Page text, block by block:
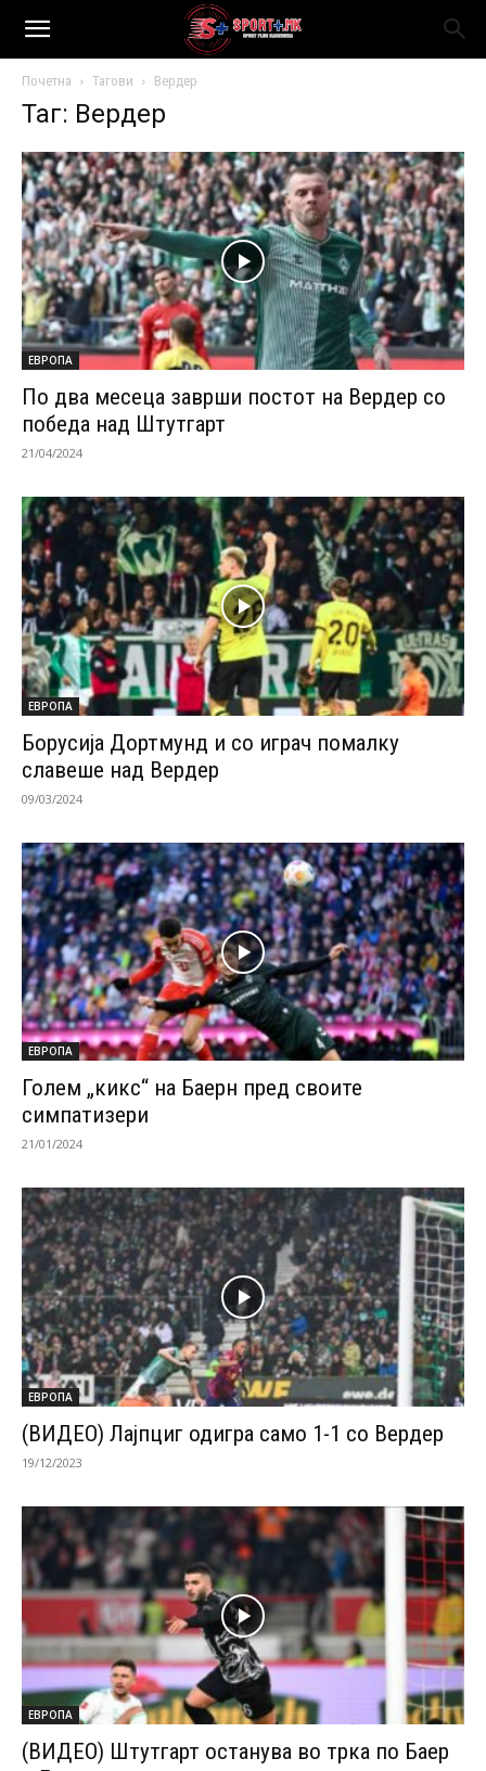
Почетна Тагови Вердер
Таг: Вердер
ЕВРОПА
По два месеца заврши постот на Вердер со
победа над Штутгарт
21/04/2024
ЕВРОПА
Борусија Дортмунд и со играч помалку
славеше над Вердер
09/03/2024
ЕВРОПА
Голем „кикс“ на Баерн пред своите
симпатизери
21/01/2024
ЕВРОПА
(ВИДЕО) Лајпциг одигра само 1-1 со Вердер
19/12/2023
ЕВРОПА
(ВИДЕО) Штутгарт останува во трка по Баер